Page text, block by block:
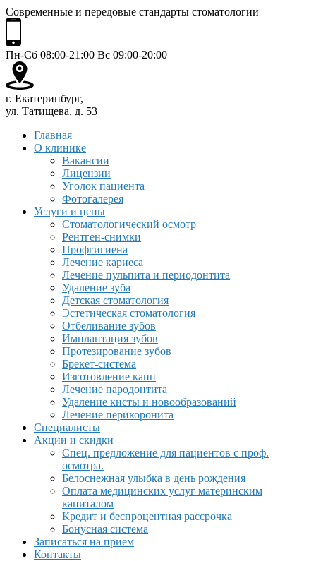
Современные и передовые стандарты стоматологии
Пн-Сб 08:00-21:00 Вс 09:00-20:00
г. Екатеринбург,
ул. Татищева, д. 53
Главная
О клинике
Вакансии
Лицензии
Уголок пациента
Фотогалерея
Услуги и цены
Стоматологический осмотр
Рентген-снимки
Профгигиена
Лечение кариеса
Лечение пульпита и периодонтита
Удаление зуба
Детская стоматология
Эстетическая стоматология
Отбеливание зубов
Имплантация зубов
Протезирование зубов
Брекет-система
Изготовление капп
Лечение пародонтита
Удаление кисты и новообразований
Лечение перикоронита
Специалисты
Акции и скидки
Спец. предложение для пациентов с проф.
осмотра.
Белоснежная улыбка в день рождения
Оплата медицинских услуг материнским
капиталом
Кредит и беспроцентная рассрочка
Бонусная система
Записаться на прием
Контакты